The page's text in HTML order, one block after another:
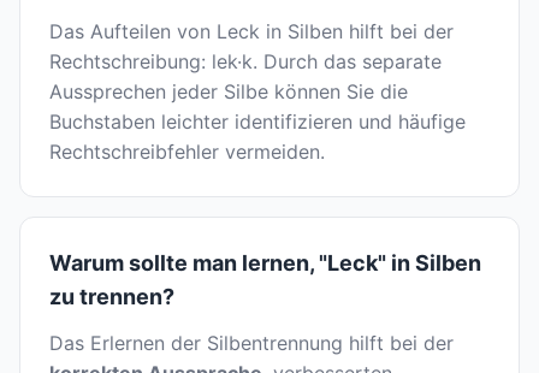
Das Aufteilen von Leck in Silben hilft bei der
Rechtschreibung: lek·k. Durch das separate
Aussprechen jeder Silbe können Sie die
Buchstaben leichter identifizieren und häufige
Rechtschreibfehler vermeiden.
Warum sollte man lernen, "Leck" in Silben
zu trennen?
Das Erlernen der Silbentrennung hilft bei der